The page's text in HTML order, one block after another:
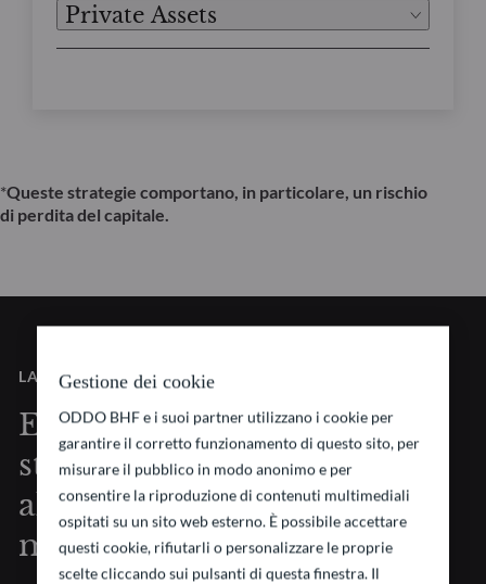
Private Assets
*Queste strategie comportano, in particolare, un rischio
di perdita del capitale.
LA NOSTRA VISIONE
Essere pionieri di
strategie d’investimento
all’avanguardia nei
mercati finanziari
Gestione dei cookie
ODDO BHF e i suoi partner utilizzano i cookie per
garantire il corretto funzionamento di questo sito, per
misurare il pubblico in modo anonimo e per
consentire la riproduzione di contenuti multimediali
ospitati su un sito web esterno. È possibile accettare
questi cookie, rifiutarli o personalizzare le proprie
scelte cliccando sui pulsanti di questa finestra. Il